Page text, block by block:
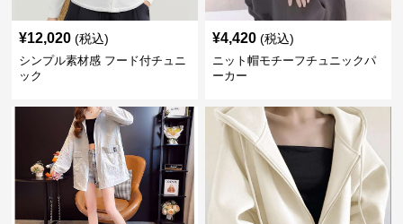
¥12,020 (税込)
シンプル素材感 フード付チュニ
ック
¥4,420 (税込)
ニット帽モチーフチュニックパ
ーカー